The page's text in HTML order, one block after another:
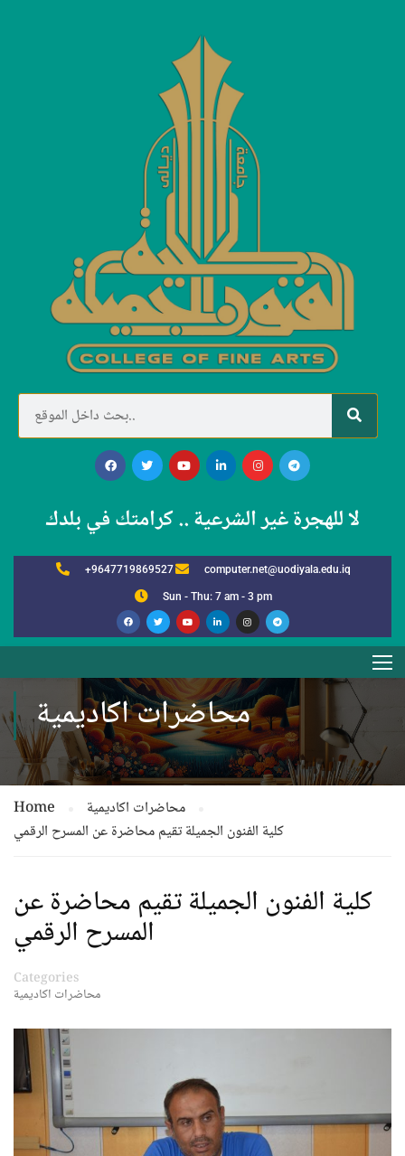
لا للهجرة غير الشرعية .. كرامتك في بلدك
+9647719869527 computer.net@uodiyala.edu.iq
Sun - Thu: 7 am - 3 pm
محاضرات اكاديمية
Home
محاضرات اكاديمية
كلية الفنون الجميلة تقيم محاضرة عن المسرح الرقمي
كلية الفنون الجميلة تقيم محاضرة عن
المسرح الرقمي
Categories
محاضرات اكاديمية